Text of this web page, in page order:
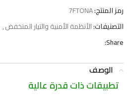
رمز المنتج:7FTONA
التصنيفات:الأنظمة الأمنية والتيار المنخفض,
Share:
الوصف
تطبيقات ذات قدرة عالية